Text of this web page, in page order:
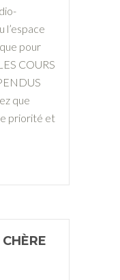
l’espace
pour
COURS
que
priorité et